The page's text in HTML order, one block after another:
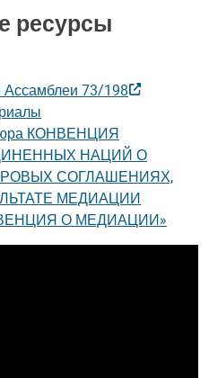
ресурсы
Ассамблеи 73/198
КОНВЕНЦИЯ
НАЦИЙ О
СОГЛАШЕНИЯХ,
МЕДИАЦИИ
О МЕДИАЦИИ»